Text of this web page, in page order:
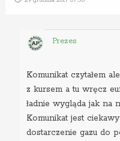
Prezes
Komunikat czytałem
z kursem a tu wręcz
ładnie wygląda jak na
Komunikat jest
dostarczenie gazu do